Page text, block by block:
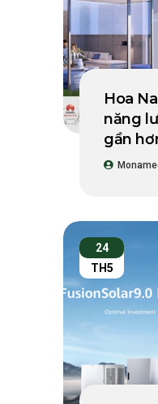
Hoa
năng
gần
24
TH5